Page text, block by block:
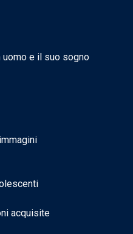
uomo e il suo sogno
acquisite